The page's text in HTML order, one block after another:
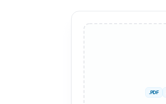
(.IDML)
InDesign'dan PDF'ye
XLSX'den PDF'ye
TXT'den XLSX'ye
dönüştürücü
JPG'den PDF'ye
JPEG'den PDF'ye
İbranice
Amharca
.PDF